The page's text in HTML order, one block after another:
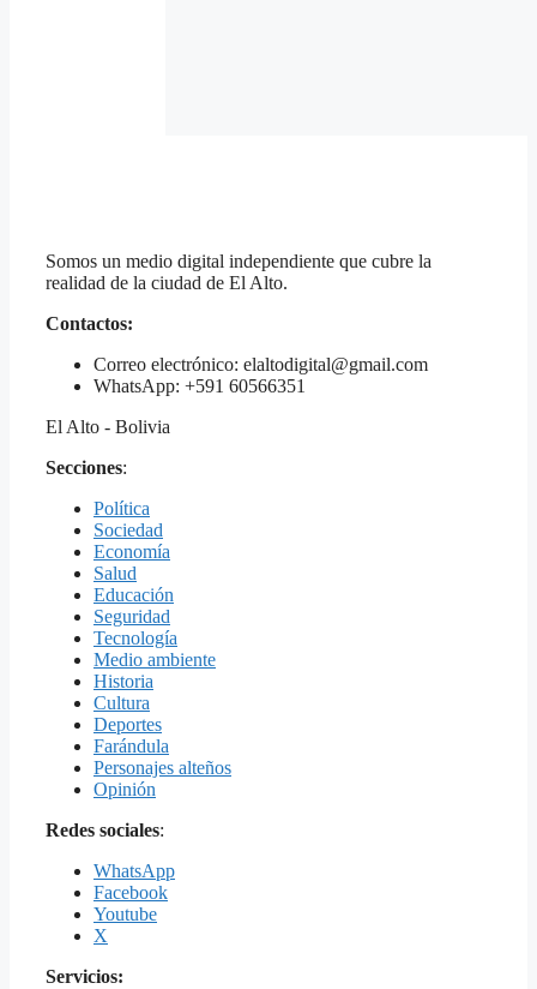
Somos un medio digital independiente que cubre la
realidad de la ciudad de El Alto.
Contactos:
Correo electrónico: elaltodigital@gmail.com
WhatsApp: +591 60566351
El Alto - Bolivia
Secciones:
Política
Sociedad
Economía
Salud
Educación
Seguridad
Tecnología
Medio ambiente
Historia
Cultura
Deportes
Farándula
Personajes alteños
Opinión
Redes sociales:
WhatsApp
Facebook
Youtube
X
Servicios: